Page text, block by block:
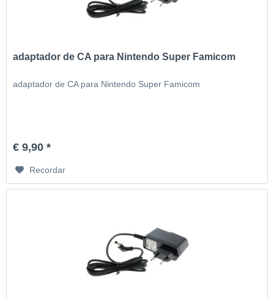
adaptador de CA para Nintendo Super Famicom
adaptador de CA para Nintendo Super Famicom
€ 9,90 *
Recordar